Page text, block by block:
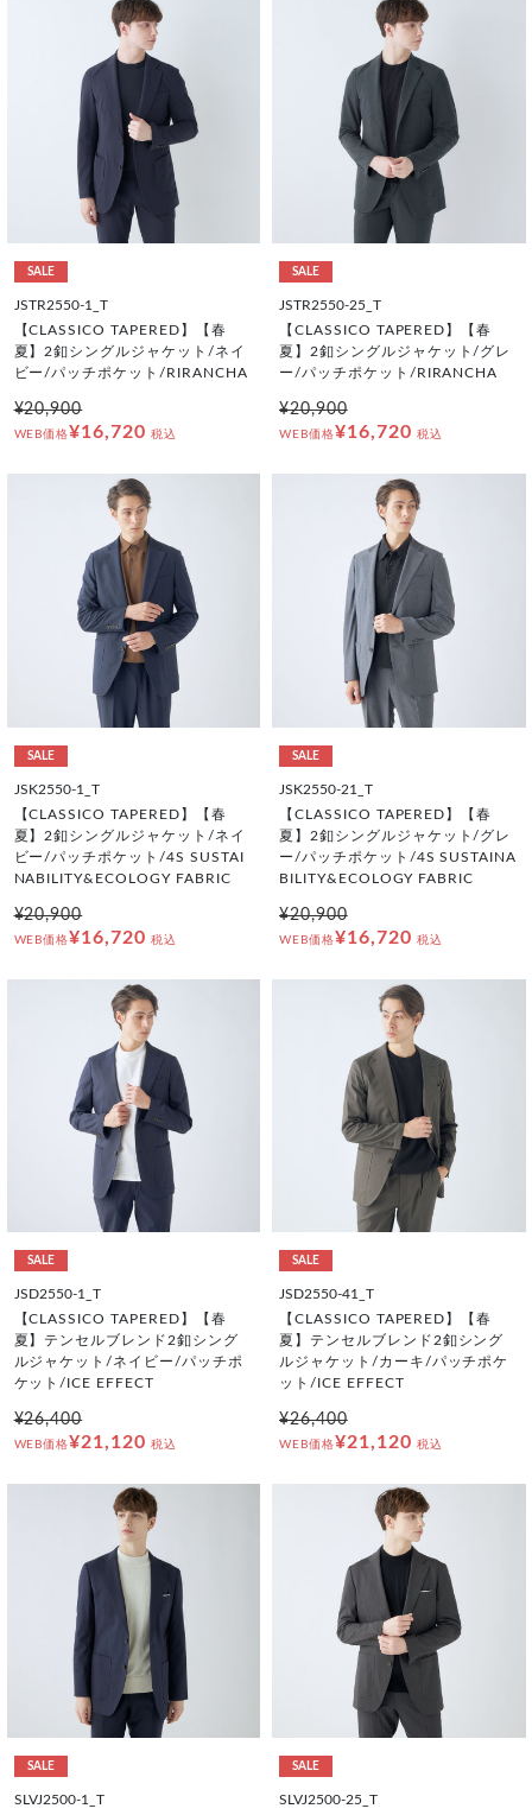
SALE
JSTR2550-1_T
【CLASSICO TAPERED】【春
夏】2釦シングルジャケット/ネイ
ビー/パッチポケット/RIRANCHA
¥20,900
WEB価格¥16,720 税込
SALE
JSTR2550-25_T
【CLASSICO TAPERED】【春
夏】2釦シングルジャケット/グレ
ー/パッチポケット/RIRANCHA
¥20,900
WEB価格¥16,720 税込
SALE
JSK2550-1_T
【CLASSICO TAPERED】【春
夏】2釦シングルジャケット/ネイ
ビー/パッチポケット/4S SUSTAI
NABILITY&ECOLOGY FABRIC
¥20,900
WEB価格¥16,720 税込
SALE
JSK2550-21_T
【CLASSICO TAPERED】【春
夏】2釦シングルジャケット/グレ
ー/パッチポケット/4S SUSTAINA
BILITY&ECOLOGY FABRIC
¥20,900
WEB価格¥16,720 税込
SALE
JSD2550-1_T
【CLASSICO TAPERED】【春
夏】テンセルブレンド2釦シング
ルジャケット/ネイビー/パッチポ
ケット/ICE EFFECT
¥26,400
WEB価格¥21,120 税込
SALE
JSD2550-41_T
【CLASSICO TAPERED】【春
夏】テンセルブレンド2釦シング
ルジャケット/カーキ/パッチポケ
ット/ICE EFFECT
¥26,400
WEB価格¥21,120 税込
SALE
SLVJ2500-1_T
SALE
SLVJ2500-25_T